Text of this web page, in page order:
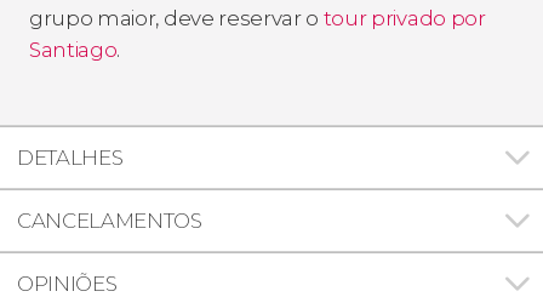
grupo maior, deve reservar o tour privado por
Santiago.
DETALHES
CANCELAMENTOS
OPINIÕES